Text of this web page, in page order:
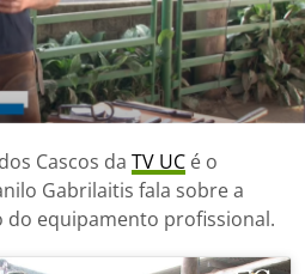
Cascos da TV UC é o
Gabrilaitis fala sobre a
do equipamento profissional.